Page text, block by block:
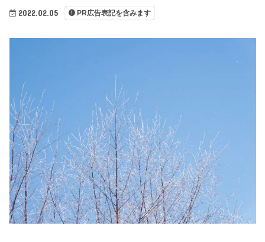
2022.02.05 PR広告表記を含みます